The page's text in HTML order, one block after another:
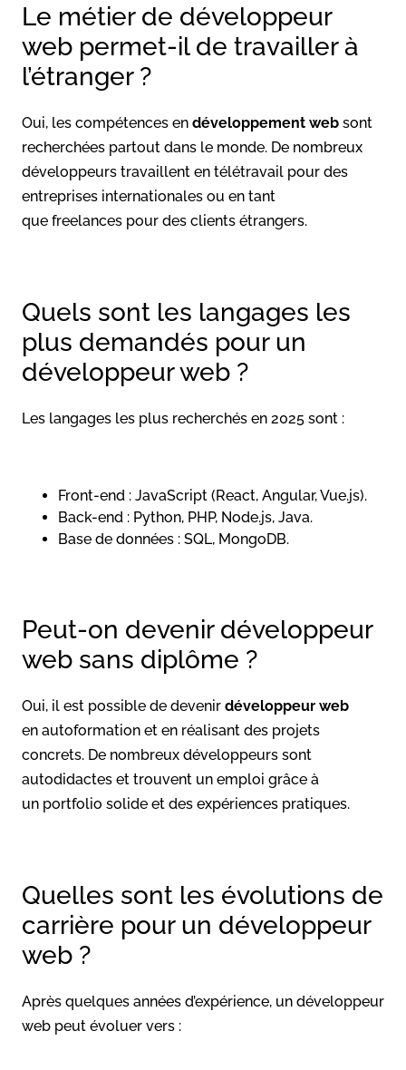
Le métier de développeur
web permet-il de travailler à
l’étranger ?
Oui, les compétences en développement web sont
recherchées partout dans le monde. De nombreux
développeurs travaillent en télétravail pour des
entreprises internationales ou en tant
que freelances pour des clients étrangers.
Quels sont les langages les
plus demandés pour un
développeur web ?
Les langages les plus recherchés en 2025 sont :
Front-end : JavaScript (React, Angular, Vue.js).
Back-end : Python, PHP, Node.js, Java.
Base de données : SQL, MongoDB.
Peut-on devenir développeur
web sans diplôme ?
Oui, il est possible de devenir développeur web
en autoformation et en réalisant des projets
concrets. De nombreux développeurs sont
autodidactes et trouvent un emploi grâce à
un portfolio solide et des expériences pratiques.
Quelles sont les évolutions de
carrière pour un développeur
web ?
Après quelques années d’expérience, un développeur
web peut évoluer vers :